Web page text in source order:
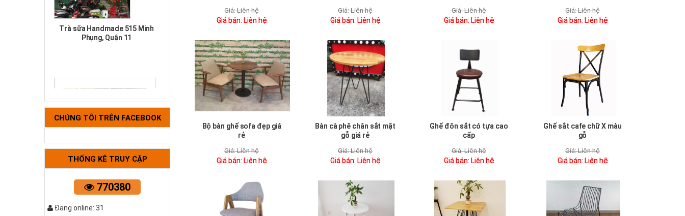
Trà sữa Handmade 515 Minh
Bộ tựa lưng xanh cốm
CHÚNG TÔI TRÊN FACEBOOK
THỐNG KÊ TRUY CẬP
770380
Đang online: 31
Giá:Liên hệ
Giá bán: Liên hệ
Giá:Liên hệ
Giá bán: Liên hệ
Giá:Liên hệ
Giá bán: Liên hệ
Giá:Liên hệ
Giá bán: Liên hệ
Bộ bàn ghế sofa đẹp giá
rẻ
Giá:Liên hệ
Giá bán: Liên hệ
Bàn cà phê chân sắt mặt
gỗ giá rẻ
Giá:Liên hệ
Giá bán: Liên hệ
Ghế đôn sắt có tựa cao
cấp
Giá:Liên hệ
Giá bán: Liên hệ
Ghế sắt cafe chữ X màu
gỗ
Giá:Liên hệ
Giá bán: Liên hệ